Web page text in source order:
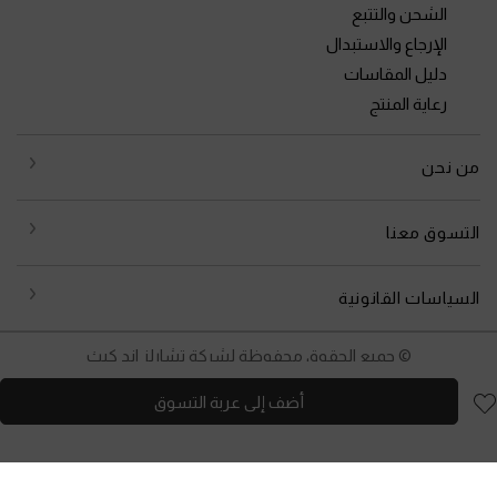
أضف إلى عربة التسوق
الشحن والتتبع
الإرجاع والاستبدال
دليل المقاسات
رعاية المنتج
من نحن
التسوق معنا
السياسات القانونية
© جميع الحقوق محفوظة لشركة تشارلز اند كيث